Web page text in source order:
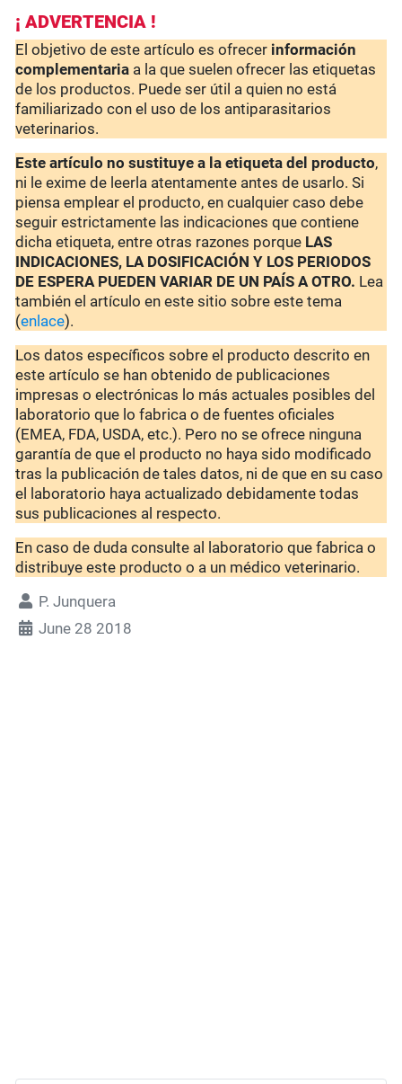
¡ ADVERTENCIA !
El objetivo de este artículo es ofrecer información
complementaria a la que suelen ofrecer las etiquetas
de los productos. Puede ser útil a quien no está
familiarizado con el uso de los antiparasitarios
veterinarios.
Este artículo no sustituye a la etiqueta del producto,
ni le exime de leerla atentamente antes de usarlo. Si
piensa emplear el producto, en cualquier caso debe
seguir estrictamente las indicaciones que contiene
dicha etiqueta, entre otras razones porque LAS
INDICACIONES, LA DOSIFICACIÓN Y LOS PERIODOS
DE ESPERA PUEDEN VARIAR DE UN PAÍS A OTRO. Lea
también el artículo en este sitio sobre este tema
(enlace).
Los datos específicos sobre el producto descrito en
este artículo se han obtenido de publicaciones
impresas o electrónicas lo más actuales posibles del
laboratorio que lo fabrica o de fuentes oficiales
(EMEA, FDA, USDA, etc.). Pero no se ofrece ninguna
garantía de que el producto no haya sido modificado
tras la publicación de tales datos, ni de que en su caso
el laboratorio haya actualizado debidamente todas
sus publicaciones al respecto.
En caso de duda consulte al laboratorio que fabrica o
distribuye este producto o a un médico veterinario.
P. Junquera
June 28 2018